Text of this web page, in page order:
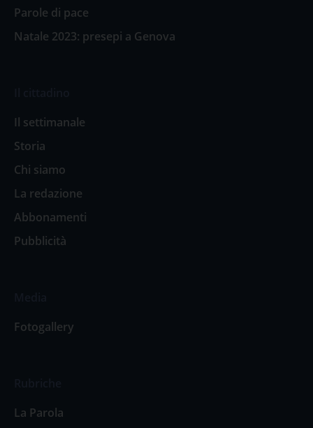
Parole di pace
Natale 2023: presepi a Genova
Il settimanale
Storia
Chi siamo
La redazione
Abbonamenti
Pubblicità
Fotogallery
La Parola